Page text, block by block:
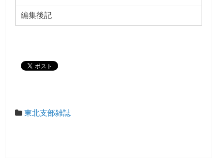
編集後記
東北支部雑誌